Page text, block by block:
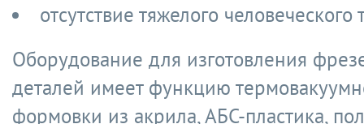
отсутствие тяжелого человеческого
Оборудование для изготовления
деталей имеет функцию
формовки из акрила, АБС-пластика,